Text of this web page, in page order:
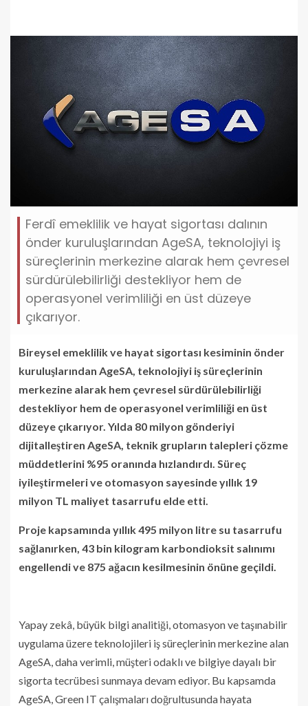
Ferdî emeklilik ve hayat sigortası dalının
önder kuruluşlarından AgeSA, teknolojiyi iş
süreçlerinin merkezine alarak hem çevresel
sürdürülebilirliği destekliyor hem de
operasyonel verimliliği en üst düzeye
çıkarıyor.
Bireysel emeklilik ve hayat sigortası kesiminin önder
kuruluşlarından AgeSA, teknolojiyi iş süreçlerinin
merkezine alarak hem çevresel sürdürülebilirliği
destekliyor hem de operasyonel verimliliği en üst
düzeye çıkarıyor. Yılda 80 milyon gönderiyi
dijitalleştiren AgeSA, teknik grupların talepleri çözme
müddetlerini %95 oranında hızlandırdı. Süreç
iyileştirmeleri ve otomasyon sayesinde yıllık 19
milyon TL maliyet tasarrufu elde etti.
Proje kapsamında yıllık 495 milyon litre su tasarrufu
sağlanırken, 43 bin kilogram karbondioksit salınımı
engellendi ve 875 ağacın kesilmesinin önüne geçildi.
Yapay zekâ, büyük bilgi analitiği, otomasyon ve taşınabilir
uygulama üzere teknolojileri iş süreçlerinin merkezine alan
AgeSA, daha verimli, müşteri odaklı ve bilgiye dayalı bir
sigorta tecrübesi sunmaya devam ediyor. Bu kapsamda
AgeSA, Green IT çalışmaları doğrultusunda hayata